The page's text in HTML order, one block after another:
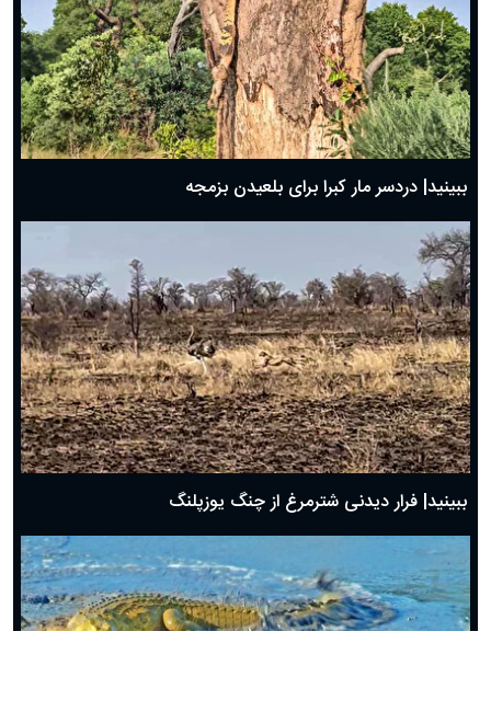
ببینید| دردسر مار کبرا برای بلعیدن بزمجه
ببینید| فرار دیدنی شترمرغ از چنگ یوزپلنگ